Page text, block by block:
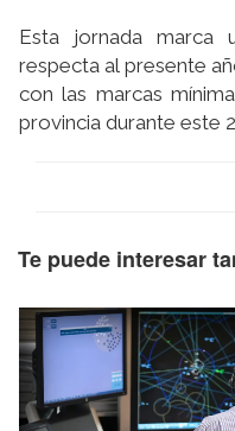
Esta jornada
respecta al presente
con las marcas
provincia durante este
Te puede interesar